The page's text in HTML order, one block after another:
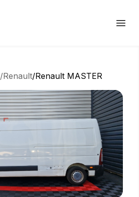
/Renault/Renault MASTER